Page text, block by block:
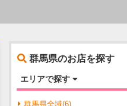
群馬県のお店を探す
エリアで探す
群馬県全域(6)